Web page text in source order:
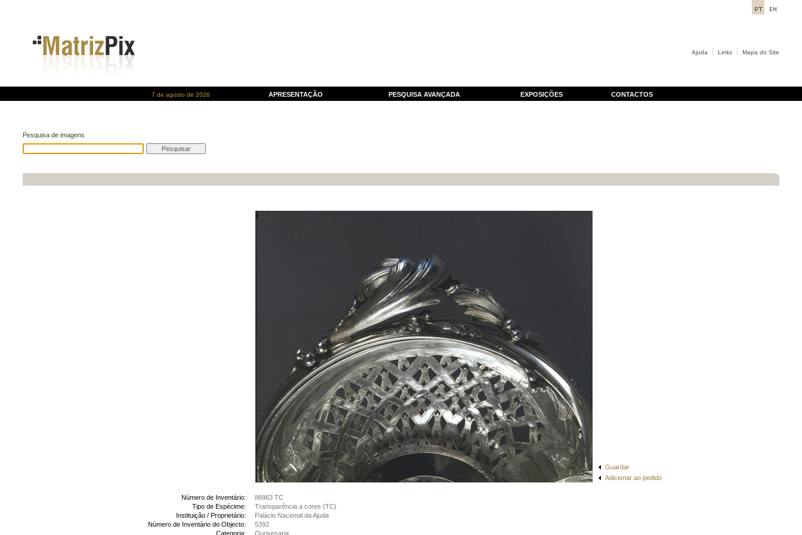
Ajuda Links Mapa do Site
7 de agosto de 2026 APRESENTAÇÃO PESQUISA AVANÇADA EXPOSIÇÕES CONTACTOS
Pesquisa de imagens
Guardar
Adicionar ao pedido
Número de Inventário:
86963 TC
Tipo de Espécime:
Transparência a cores (TC)
Instituição / Proprietário:
Palácio Nacional da Ajuda
Número de Inventário do Objecto:
5392
Categoria:
Ourivesaria